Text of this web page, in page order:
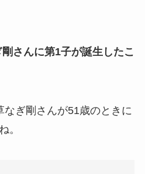
収入に妊娠の噂も調査！
奈々子の旦那・森下一喜
ンホーの社長で資産がヤ
さんに第1子が誕生したこ
ぎ剛さんが51歳のときに
。